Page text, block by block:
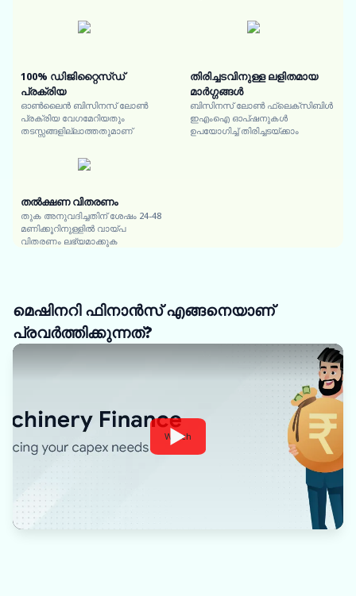
100% ഡിജിറ്റൈസ്ഡ്
പ്രക്രിയ
ഓൺലൈൻ ബിസിനസ് ലോൺ
പ്രക്രിയ വേഗമേറിയതും
തടസ്സങ്ങളില്ലാത്തതുമാണ്
തിരിച്ചടവിനുള്ള ലളിതമായ
മാർഗ്ഗങ്ങൾ
ബിസിനസ് ലോൺ ഫ്ലെക്സിബിൾ
ഇഎംഐ ഓപ്ഷനുകൾ
ഉപയോഗിച്ച് തിരിച്ചടയ്ക്കാം
തൽക്ഷണ വിതരണം
തുക അനുവദിച്ചതിന് ശേഷം 24-48
മണിക്കൂറിനുള്ളിൽ വായ്പ
വിതരണം ലഭ്യമാക്കുക
മെഷിനറി ഫിനാൻസ് എങ്ങനെയാണ്
പ്രവർത്തിക്കുന്നത്?
Watch